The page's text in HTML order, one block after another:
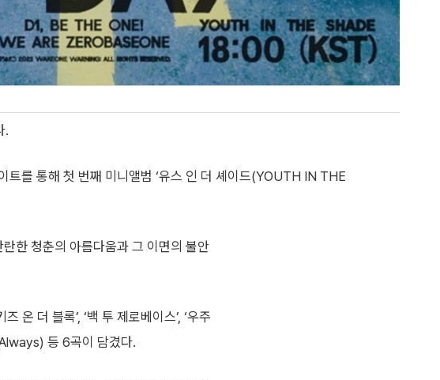
.
트를 통해 첫 번째 미니앨범 ‘유스 인 더 셰이드(YOUTH IN THE
한 청춘의 아름다움과 그 이면의 불안
온 더 블록’, ‘백 투 제로베이스’, ‘우주
등 6곡이 담겼다.